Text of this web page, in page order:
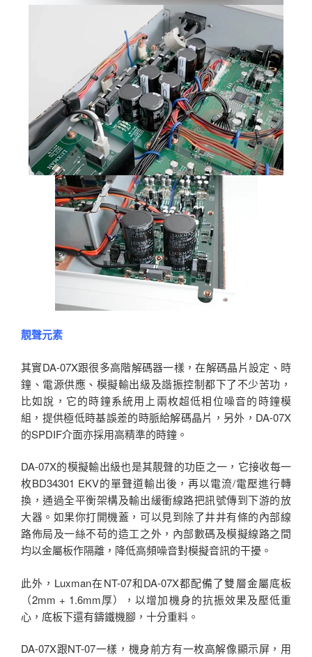
靚聲元素
其實DA-07X跟很多高階解碼器一樣，在解碼晶片設定、時
鐘、電源供應、模擬輸出級及諧振控制都下了不少苦功，
比如說，它的時鐘系統用上兩枚超低相位噪音的時鐘模
組，提供極低時基誤差的時脈給解碼晶片，另外，DA-07X
的SPDIF介面亦採用高精準的時鐘。
DA-07X的模擬輸出級也是其靚聲的功臣之一，它接收每一
枚BD34301 EKV的單聲道輸出後，再以電流/電壓進行轉
換，通過全平衡架構及輸出緩衝線路把訊號傳到下游的放
大器。如果你打開機蓋，可以見到除了井井有條的內部線
路佈局及一絲不苟的造工之外，內部數碼及模擬線路之間
均以金屬板作隔離，降低高頻噪音對模擬音訊的干擾。
此外，Luxman在NT-07和DA-07X都配備了雙層金屬底板
（2mm + 1.6mm厚），以增加機身的抗振效果及壓低重
心，底板下還有鑄鐵機腳，十分重料。
DA-07X跟NT-07一樣，機身前方有一枚高解像顯示屏，用